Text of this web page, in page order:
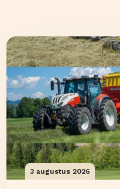
3 augustus 2026